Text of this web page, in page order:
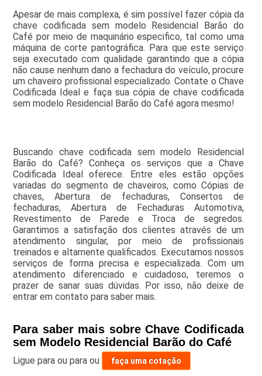
Apesar de mais complexa, é sim possível fazer cópia da
chave codificada sem modelo Residencial Barão do
Café por meio de maquinário especifico, tal como uma
máquina de corte pantográfica. Para que este serviço
seja executado com qualidade garantindo que a cópia
não cause nenhum dano a fechadura do veículo, procure
um chaveiro profissional especializado. Contate o Chave
Codificada Ideal e faça sua cópia de chave codificada
sem modelo Residencial Barão do Café agora mesmo!
Buscando chave codificada sem modelo Residencial
Barão do Café? Conheça os serviços que a Chave
Codificada Ideal oferece. Entre eles estão opções
variadas do segmento de chaveiros, como Cópias de
chaves, Abertura de fechaduras, Consertos de
fechaduras, Abertura de Fechaduras Automotiva,
Revestimento de Parede e Troca de segredos.
Garantimos a satisfação dos clientes através de um
atendimento singular, por meio de profissionais
treinados e altamente qualificados. Executamos nossos
serviços de forma precisa e especializada. Com um
atendimento diferenciado e cuidadoso, teremos o
prazer de sanar suas dúvidas. Por isso, não deixe de
entrar em contato para saber mais.
Para saber mais sobre Chave Codificada
sem Modelo Residencial Barão do Café
Ligue para ou para ou faça uma cotação